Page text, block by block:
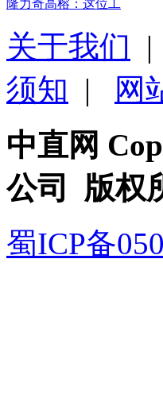
隆力奇高榕：这位工
关于我们 |
须知 |
网
中直网
公司 版权
蜀ICP备